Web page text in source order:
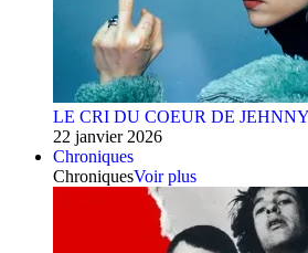
LE CRI DU COEUR DE
22 janvier 2026
Chroniques
ChroniquesVoir plus